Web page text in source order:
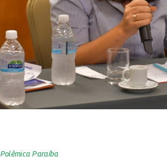
Polêmica Paraíba